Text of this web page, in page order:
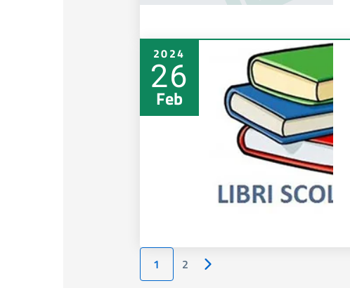
2024
26
Feb
1 2 Pagina successiva